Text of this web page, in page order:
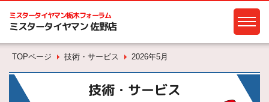
ミスタータイヤマン栃木フォーラム
ミスタータイヤマン 佐野店
TOPページ 技術・サービス 2026年5月
技術・サービス